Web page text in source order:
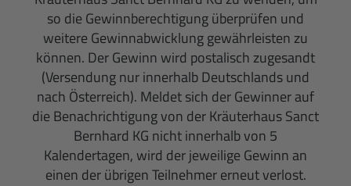
so die Gewinnberechtigung überprüfen und
weitere Gewinnabwicklung gewährleisten zu
können. Der Gewinn wird postalisch zugesandt
(Versendung nur innerhalb Deutschlands und
nach Österreich). Meldet sich der Gewinner auf
die Benachrichtigung von der Kräuterhaus Sanct
Bernhard KG nicht innerhalb von 5
Kalendertagen, wird der jeweilige Gewinn an
einen der übrigen Teilnehmer erneut verlost.